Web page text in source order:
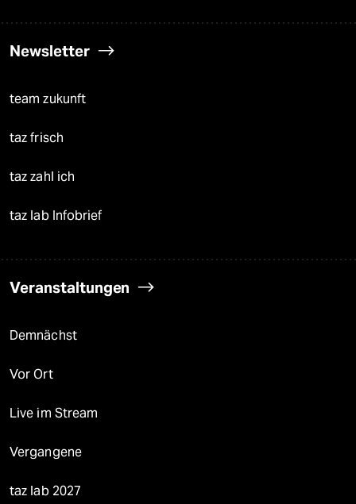
Newsletter
team zukunft
taz frisch
taz zahl ich
taz lab Infobrief
Veranstaltungen
Demnächst
Vor Ort
Live im Stream
Vergangene
taz lab 2027